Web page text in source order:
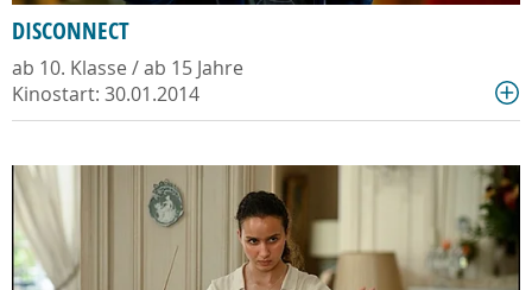
DISCONNECT
ab 10. Klasse / ab 15 Jahre
Kinostart: 30.01.2014